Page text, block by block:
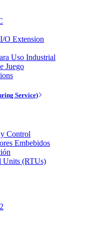
O Extension
Uso Industrial
Juego
Service)
Control
Embebidos
Units (RTUs)